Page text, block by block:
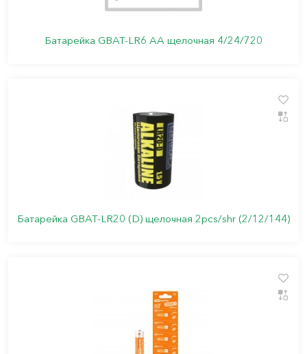
Батарейка GBAT-LR6 AA щелочная 4/24/720
Батарейка GBAT-LR20 (D) щелочная 2pcs/shr (2/12/144)